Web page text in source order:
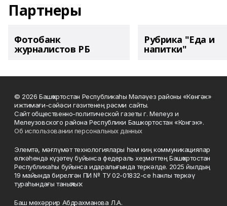
Партнеры
Фотобанк
журналистов РБ
Рубрика "Еда и
напитки"
© 2026 Башҡортостан Республикаһы Мәләүез районы «Көнгәк»
ижтимағи-сәйәси гәзитенең рәсми сайты.
Сайт общественно-политической газеты г. Мелеуз и
Мелеузовского района Республики Башкортостан «Конгэк».
Об использовании персональных данных
Элемтә, мәғлүмәт технологиялары һәм киң коммуникациялар
өлкәһендә күҙәтеү буйынса федераль хеҙмәттең Башҡортостан
Республикаһы буйынса идаралығында теркәлде. 2025 йылдың
19 майында бирелгән ПИ № ТУ 02-01832-се һанлы теркәү
тураһындағы таныҡлыҡ.
Баш мөхәррир Абдрахманова Л.А.